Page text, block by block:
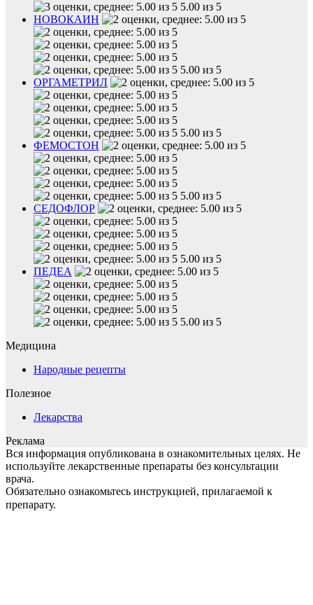
5.00 из 5
НОВОКАИН
5.00 из 5
ОРГАМЕТРИЛ
5.00 из 5
ФЕМОСТОН
5.00 из 5
СЕДОФЛОР
5.00 из 5
ПЕДЕА
5.00 из 5
Медицина
Народные рецепты
Полезное
Лекарства
Реклама
Вся информация опубликована в ознакомительных целях. Не
используйте лекарственные препараты без консультации
врача.
Обязательно ознакомьтесь инструкцией, прилагаемой к
препарату.